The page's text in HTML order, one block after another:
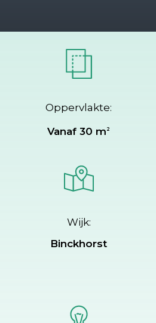
Oppervlakte:
Vanaf 30 m 2
Wijk:
Binckhorst